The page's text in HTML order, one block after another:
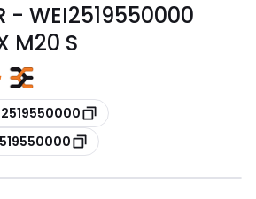
- WEI2519550000
M20 S